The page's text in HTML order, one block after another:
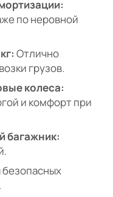
по неровной
Отлично
грузов.
колеса:
и комфорт при
багажник: